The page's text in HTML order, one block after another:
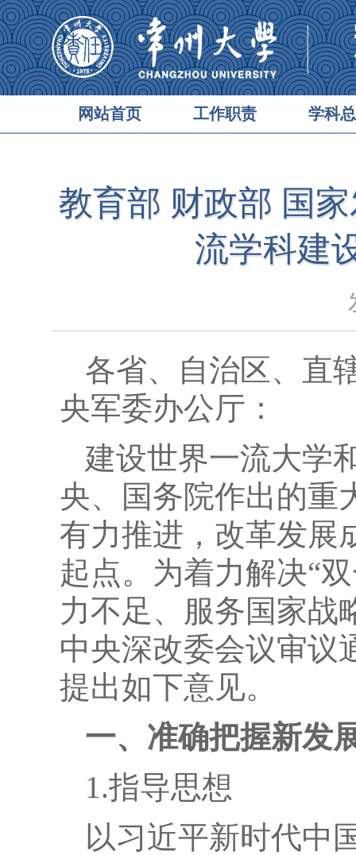
网站首页 工作职责 学科
教育部 财政部 国
流学科建
各省、自治区、直
央军委办公厅：
建设世界一流大学
央、国务院作出的重
有力推进，改革发展
起点。为着力解决“
力不足、服务国家战
中央深改委会议审议
提出如下意见。
一、准确把握新发
1.指导思想
以习近平新时代中